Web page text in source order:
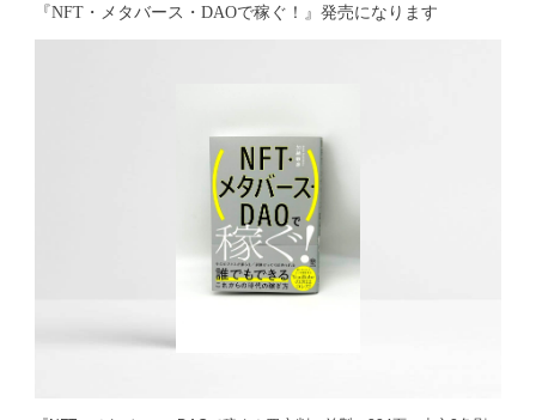
『NFT・メタバース・DAOで稼ぐ！』発売になります